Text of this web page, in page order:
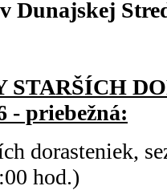
Dunajskej
STARŠÍCH
- priebežná:
dorasteniek,
hod.)